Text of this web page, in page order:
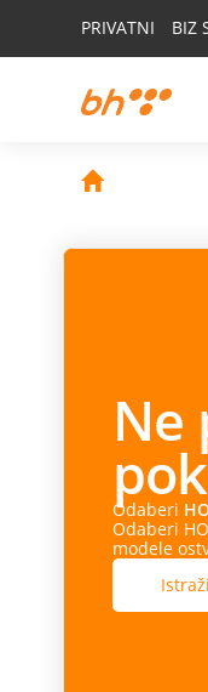
PRIVATNI BIZ
Ne
Odaberi
Odaberi
modele